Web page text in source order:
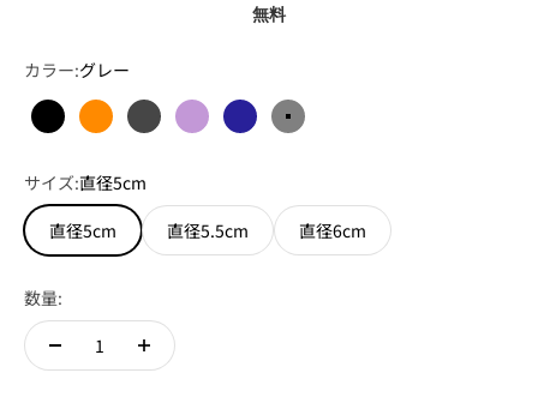
無料
カラー:グレー
ブラックオレンジガンブラック
パープルブルーグレー
サイズ:直径5cm
直径5cm
直径5.5cm 直径6cm
数量: